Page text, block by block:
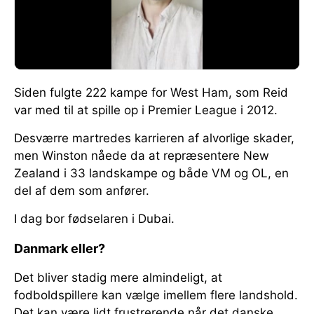
Siden fulgte 222 kampe for West Ham, som Reid
var med til at spille op i Premier League i 2012.
Desværre martredes karrieren af alvorlige skader,
men Winston nåede da at repræsentere New
Zealand i 33 landskampe og både VM og OL, en
del af dem som anfører.
I dag bor fødselaren i Dubai.
Danmark eller?
Det bliver stadig mere almindeligt, at
fodboldspillere kan vælge imellem flere landshold.